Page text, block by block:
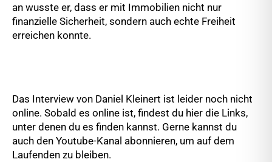
an wusste er, dass er mit Immobilien nicht nur
finanzielle Sicherheit, sondern auch echte Freiheit
erreichen konnte.
Das Interview von Daniel Kleinert ist leider noch nicht
online. Sobald es online ist, findest du hier die Links,
unter denen du es finden kannst. Gerne kannst du
auch den Youtube-Kanal abonnieren, um auf dem
Laufenden zu bleiben.